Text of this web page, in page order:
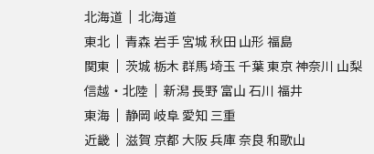
北海道
北海道
東北
青森 岩手 宮城 秋田 山形 福島
関東
茨城 栃木 群馬埼玉 千葉東京神奈川 山梨
信越・北陸
新潟長野 富山 石川 福井
東海
静岡 岐阜 愛知 三重
近畿
滋賀 京都 大阪兵庫奈良 和歌山